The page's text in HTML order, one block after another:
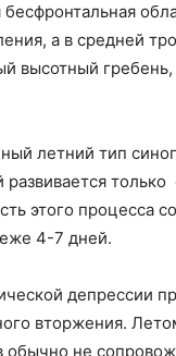
а в средней
высотный гребень,
летний тип
развивается
этого процесса
4-7 дней.
депрессии
вторжения.
обычно не